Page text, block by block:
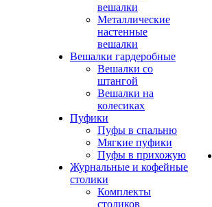
вешалки
Металлические
настенные
вешалки
Вешалки гардеробные
Вешалки со
штангой
Вешалки на
колесиках
Пуфики
Пуфы в спальню
Мягкие пуфики
Пуфы в прихожую
Журнальные и кофейные
столики
Комплекты
столиков